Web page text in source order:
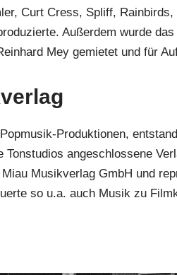
Curt Cress, Spliff,
Außerdem wurde
Mey gemietet und für
Produktionen,
Tonstudios angeschlossene
Miau Musikverlag GmbH und
so u.a. auch Musik zu